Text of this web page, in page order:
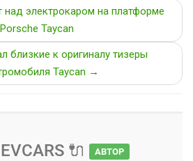
над электрокаром на платформе
Porsche Taycan
близкие к оригиналу тизеры
Taycan →
🔌 АВТОР